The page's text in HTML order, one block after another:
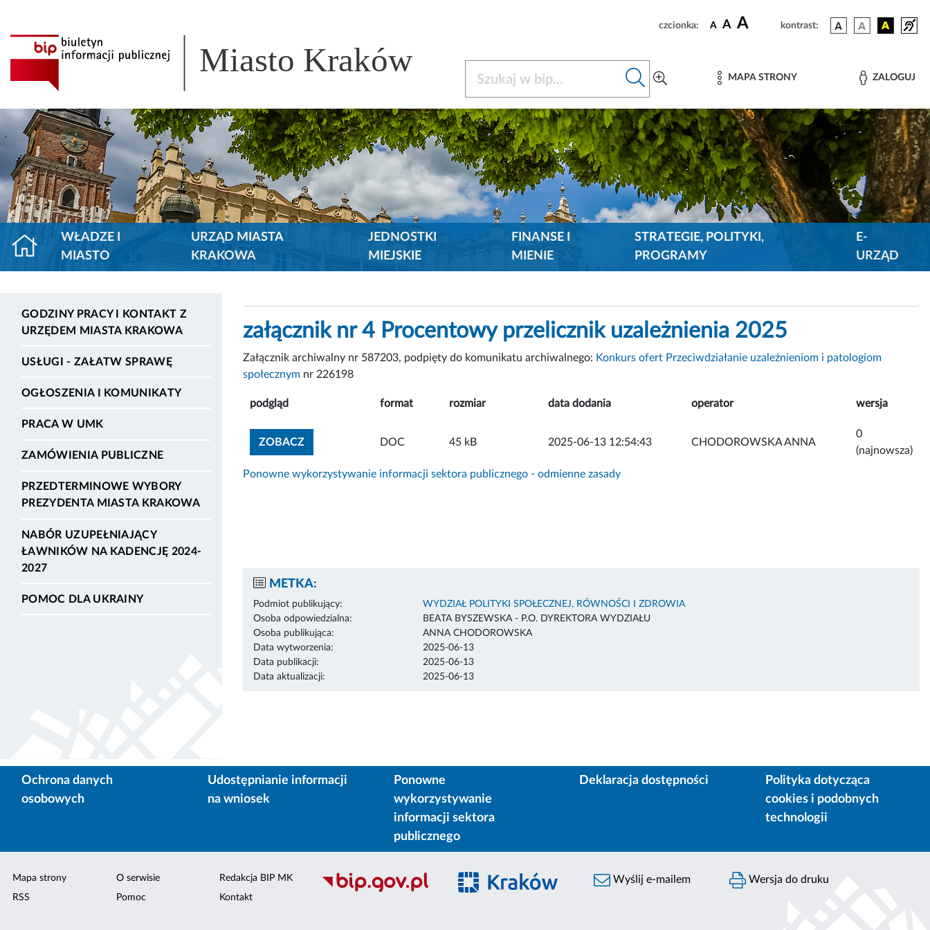
czcionka: A A A kontrast:
Miasto Kraków MAPA STRONY ZALOGUJ
WŁADZE I
MIASTO
URZĄD MIASTA
KRAKOWA
JEDNOSTKI
MIEJSKIE
FINANSE I
MIENIE
STRATEGIE, POLITYKI,
PROGRAMY
E-
URZĄD
GODZINY PRACY I KONTAKT Z
URZĘDEM MIASTA KRAKOWA
USŁUGI - ZAŁATW SPRAWĘ
OGŁOSZENIA I KOMUNIKATY
PRACA W UMK
ZAMÓWIENIA PUBLICZNE
PRZEDTERMINOWE WYBORY
PREZYDENTA MIASTA KRAKOWA
NABÓR UZUPEŁNIAJĄCY
ŁAWNIKÓW NA KADENCJĘ 2024-
2027
POMOC DLA UKRAINY
załącznik nr 4 Procentowy przelicznik uzależnienia 2025
Załącznik archiwalny nr 587203, podpięty do komunikatu archiwalnego: Konkurs ofert Przeciwdziałanie uzależnieniom i patologiom
społecznym nr 226198
podgląd format rozmiar data dodania operator wersja
ZOBACZZOBACZ ZAŁĄCZNIK
DOC 45 kB 2025-06-13 12:54:43 CHODOROWSKA ANNA
0
(najnowsza)
Ponowne wykorzystywanie informacji sektora publicznego - odmienne zasady
METKA:
Podmiot publikujący:
WYDZIAŁ POLITYKI SPOŁECZNEJ, RÓWNOŚCI I ZDROWIA
Osoba odpowiedzialna:
BEATA BYSZEWSKA - P.O. DYREKTORA WYDZIAŁU
Osoba publikująca:
ANNA CHODOROWSKA
Data wytworzenia:
2025-06-13
Data publikacji:
2025-06-13
Data aktualizacji:
2025-06-13
Ochrona danych
osobowych
Udostępnianie informacji
na wniosek
Ponowne
wykorzystywanie
informacji sektora
publicznego
Deklaracja dostępności
Polityka dotycząca
cookies i podobnych
technologii
Mapa strony
RSS
O serwisie
Pomoc
Redakcja BIP MK
Kontakt
Wyślij e-mailem Wersja do druku